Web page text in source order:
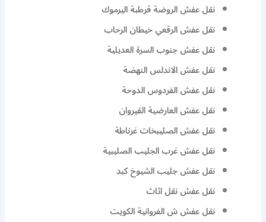
نقل عفش الروضة قرطبة اليرموك
نقل عفش الرقعي خيطان الرحاب
نقل عفش جنوب السرة العديلية
نقل عفش الاندلس النهضة
نقل عفش الفردوس الدوحة
نقل عفش العارضية القيروان
نقل عفش الصليبخات غرناطة
نقل عفش غرب الجليب الصليبية
نقل عفش جليب الشيوخ كبد
نقل عفش نقل اثاث
نقل عفش ش الفروانية الكويت